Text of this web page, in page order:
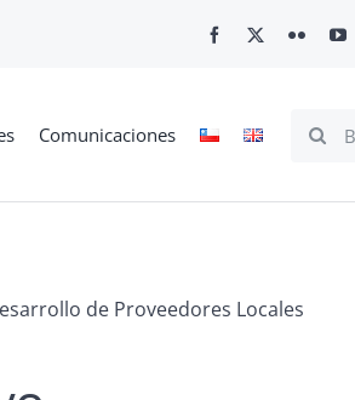
Comunicaciones
Search
de Proveedores Locales